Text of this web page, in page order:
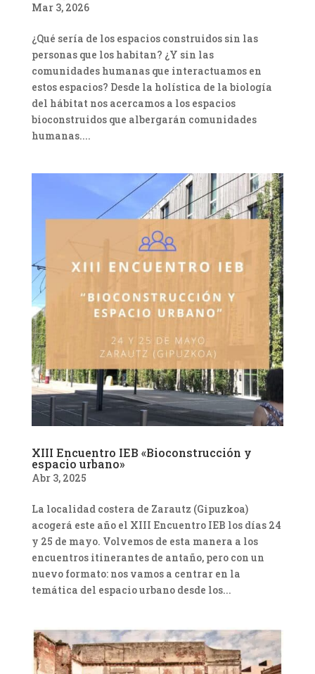
Mar 3, 2026
¿Qué sería de los espacios construidos sin las
personas que los habitan? ¿Y sin las
comunidades humanas que interactuamos en
estos espacios? Desde la holística de la biología
del hábitat nos acercamos a los espacios
bioconstruidos que albergarán comunidades
humanas....
XIII Encuentro IEB «Bioconstrucción y
espacio urbano»
Abr 3, 2025
La localidad costera de Zarautz (Gipuzkoa)
acogerá este año el XIII Encuentro IEB los días 24
y 25 de mayo. Volvemos de esta manera a los
encuentros itinerantes de antaño, pero con un
nuevo formato: nos vamos a centrar en la
temática del espacio urbano desde los...